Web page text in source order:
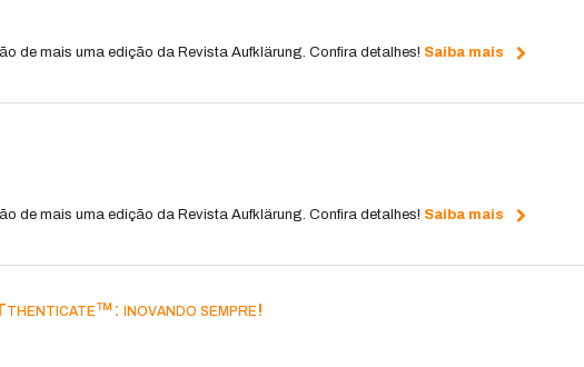
de mais uma edição da Revista Aufklärung. Confira detalhes! Saiba mais
de mais uma edição da Revista Aufklärung. Confira detalhes! Saiba mais
inovando sempre!